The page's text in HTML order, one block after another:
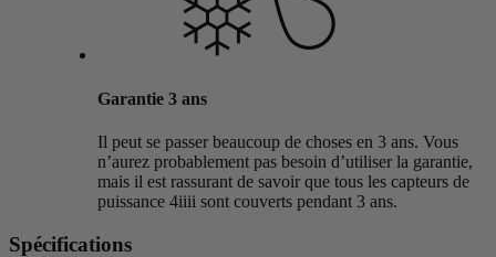
Garantie 3 ans
Il peut se passer beaucoup de choses en 3 ans. Vous
n’aurez probablement pas besoin d’utiliser la garantie,
mais il est rassurant de savoir que tous les capteurs de
puissance 4iiii sont couverts pendant 3 ans.
Spécifications